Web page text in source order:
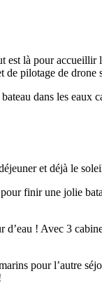
là pour accueillir
de pilotage de drone
dans les eaux
et déjà le
finir une jolie
! Avec 3
pour l’autre